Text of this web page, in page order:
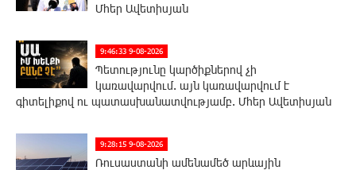
Մհեր Ավետիսյան
9:46:33 9-08-2026
Պետությունը կարծիքներով չի
կառավարվում. այն կառավարվում է
գիտելիքով ու պատասխանատվությամբ. Մհեր Ավետիսյան
9:28:15 9-08-2026
Ռուսաստանի ամենամեծ արևային